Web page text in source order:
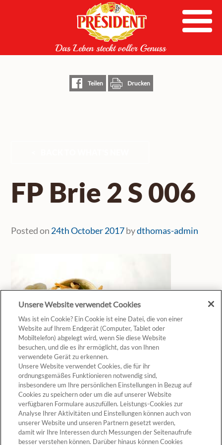
Teilen Drucken
FP Brie 2 S 006
Posted on 24th October 2017bydthomas-admin
Cookie-Einstellungen
Unsere Website verwendet Cookies
Was ist ein Cookie? Ein Cookie ist eine Datei, die von einer
Website auf Ihrem Endgerät (Computer, Tablet oder
Mobiltelefon) abgelegt wird, wenn Sie diese Website
besuchen, und die es ihr ermöglicht, das von Ihnen
verwendete Gerät zu erkennen.
Unsere Website verwendet Cookies, die für ihr
ordnungsgemäßes Funktionieren notwendig sind,
insbesondere um Ihre persönlichen Einstellungen in Bezug auf
Cookies zu speichern oder um die auf unserer Website
verfügbaren Formulare auszufüllen. Leistungs-Cookies zur
Analyse Ihrer Aktivitäten und Einstellungen können auch von
unserer Website und unseren Partnern gesetzt werden,
damit wir Ihre Interessen durch Messungen der Seitenaufrufe
besser verstehen können. Darüber hinaus können Cookies